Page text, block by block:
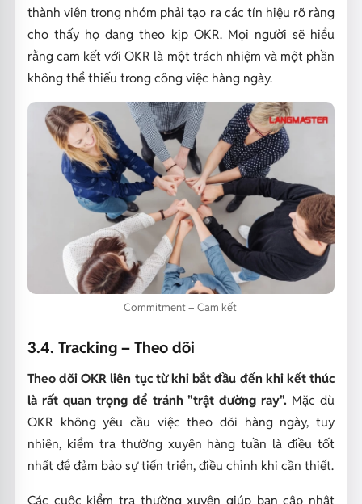
thành viên trong nhóm phải tạo ra các tín hiệu rõ ràng
cho thấy họ đang theo kịp OKR. Mọi người sẽ hiểu
rằng cam kết với OKR là một trách nhiệm và một phần
không thể thiếu trong công việc hàng ngày.
Commitment – Cam kết
3.4. Tracking – Theo dõi
Theo dõi OKR liên tục từ khi bắt đầu đến khi kết thúc
là rất quan trọng để tránh "trật đường ray". Mặc dù
OKR không yêu cầu việc theo dõi hàng ngày, tuy
nhiên, kiểm tra thường xuyên hàng tuần là điều tốt
nhất để đảm bảo sự tiến triển, điều chỉnh khi cần thiết.
Các cuộc kiểm tra thường xuyên giúp bạn cập nhật